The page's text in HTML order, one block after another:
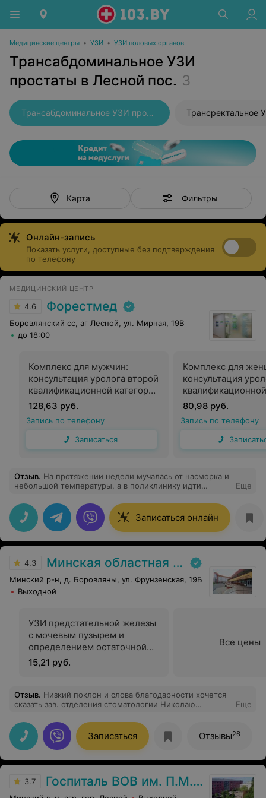
Медицинские центры • УЗИ • УЗИ половых органов
Трансабдоминальное УЗИ
простаты в Лесной пос. 3
Трансабдоминальное УЗИ простаты Трансректальное
Карта Фильтры
Онлайн-запись
Показать услуги, доступные без подтверждения
по телефону
МЕДИЦИНСКИЙ ЦЕНТР
4.6 Форестмед
Боровлянский сс, аг Лесной, ул. Мирная, 19В
до 18:00
Комплекс для мужчин:
консультация уролога второй
квалификационной категории
+ УЗИ почек и
надпочечников + УЗИ
предстательной железы и
мочевого пузыря
(трансабдоминально) с
мочи + УЗИ органов мошонки
128,63 руб.
Запись по телефону
Записаться
Комплекс для
консультация
+ УЗИ почек,
и мочевого
определением
80,98 руб.
Запись по телефону
Отзыв. На протяжении недели мучалась от насморка и
небольшой температуры, а в поликлинику идти
серьёзнее и решилась воспользоваться услугой вызова
врача на дом и не пожалела. На самом деле удобно, а
главное быстро
Еще
Записаться онлайн
4.3 Минская областная детская клиническая больница
Минский р-н, д. Боровляны, ул. Фрунзенская, 19Б
Выходной
УЗИ предстательной железы
с мочевым пузырем и
определением остаточной
мочи (трансабдоминально)
15,21 руб.
Все цены
Отзыв. Низкий поклон и слова благодарности хочется
сказать зав. отделения стоматологии Николаю
нему на лечение в далёком 2008 году, по настоящее
время бываю в отделении на блокадах, это доктор от
Бога, человек с большой буквы, здоровья вам, сил и
терпения, и хочется чтобы мои слова благодарности
всему отделению стоматологии прозвучали хотя бы на
Еще
Записаться Отзывы26
3.7 Госпиталь ВОВ им. П.М. Машерова